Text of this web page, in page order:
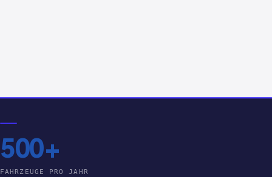
500+
FAHRZEUGE PRO JAHR